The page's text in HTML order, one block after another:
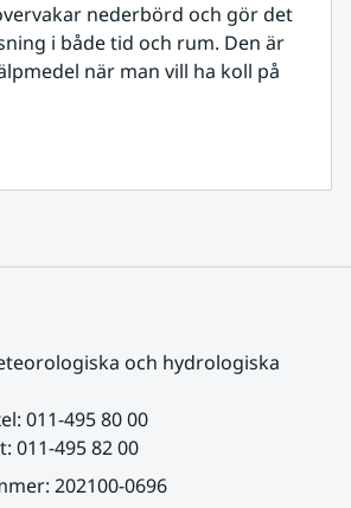
nederbörd och gör det
i både tid och rum. Den är
när man vill ha koll på
och hydrologiska
011-495 80 00
011-495 82 00
202100-0696